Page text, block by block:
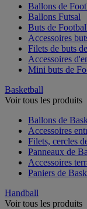
Ballons de
Ballons Futsal
Buts de
Accessoires
Filets de buts
Accessoires
Mini buts de
Basketball
Voir tous les produits
Ballons de
Accessoires
Filets, cercles
Panneaux de
Accessoires
Paniers de
Handball
Voir tous les produits